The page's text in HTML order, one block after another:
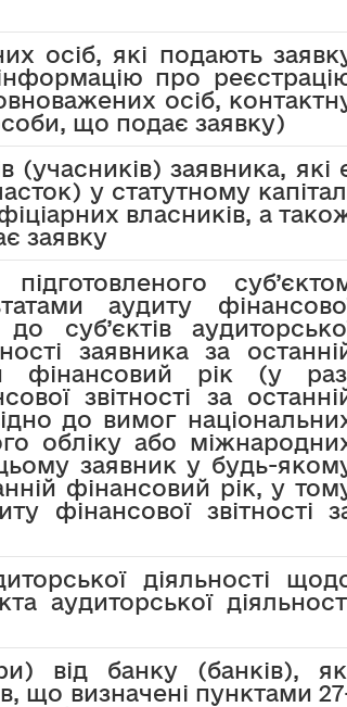
осіб, які подають
про
осіб,
що подає заявку)
(учасників) заявника, які
у статутному
власників, а
заявку
аудиту
суб’єктів
заявника за
фінансовий рік (у
звітності за
до вимог
обліку або
цьому заявник у будь-
фінансовий рік, у
фінансової звітності
діяльності
аудиторської
від банку (банків),
що визначені пунктами